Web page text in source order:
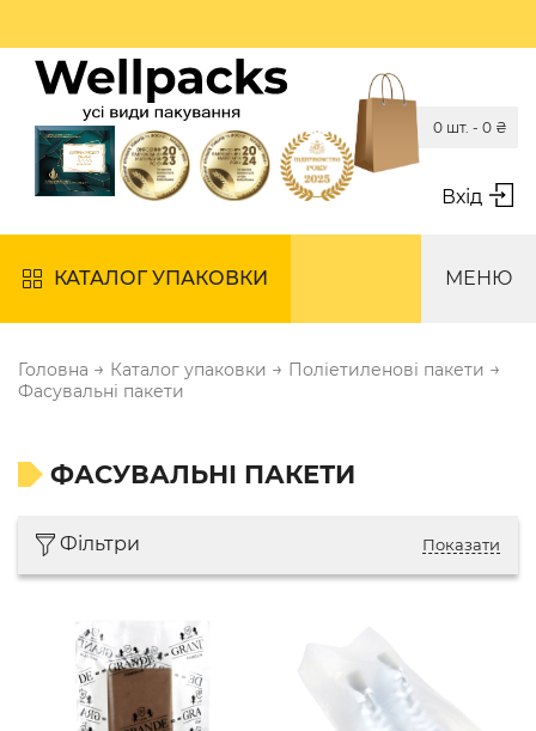
Вхід
0 шт. - 0 ₴
КАТАЛОГ УПАКОВКИ МЕНЮ
Головна → Каталог упаковки → Поліетиленові пакети →
Фасувальні пакети
ФАСУВАЛЬНІ ПАКЕТИ
Фільтри Показати